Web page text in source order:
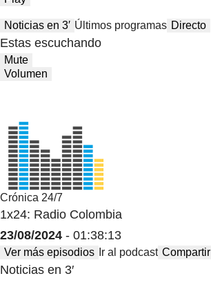
Noticias en 3′ Últimos programas Directo
Estas escuchando
Mute
Volumen
Crónica 24/7
1x24: Radio Colombia
23/08/2024 - 01:38:13
Ver más episodios Ir al podcast Compartir
Noticias en 3′